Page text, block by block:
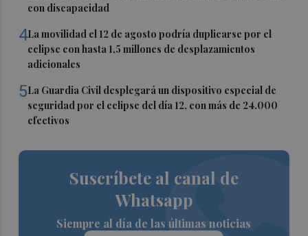
con discapacidad
4La movilidad el 12 de agosto podría duplicarse por el
eclipse con hasta 1,5 millones de desplazamientos
adicionales
5La Guardia Civil desplegará un dispositivo especial de
seguridad por el eclipse del día 12, con más de 24.000
efectivos
Suscríbete al canal de
Whatsapp
Siempre al día de las últimas noticias